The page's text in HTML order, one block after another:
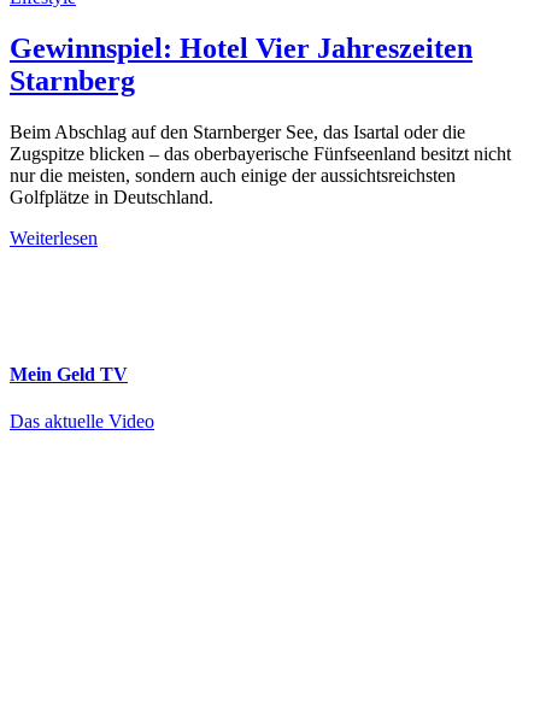
Gewinnspiel: Hotel Vier Jahreszeiten
Starnberg
Beim Abschlag auf den Starnberger See, das Isartal oder die
Zugspitze blicken – das oberbayerische Fünfseenland besitzt nicht
nur die meisten, sondern auch einige der aussichtsreichsten
Golfplätze in Deutschland.
Weiterlesen
Mein Geld TV
Das aktuelle Video